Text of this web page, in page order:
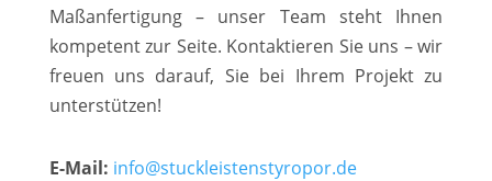
Maßanfertigung – unser Team steht Ihnen
kompetent zur Seite. Kontaktieren Sie uns – wir
freuen uns darauf, Sie bei Ihrem Projekt zu
unterstützen!
E-Mail: info@stuckleistenstyropor.de